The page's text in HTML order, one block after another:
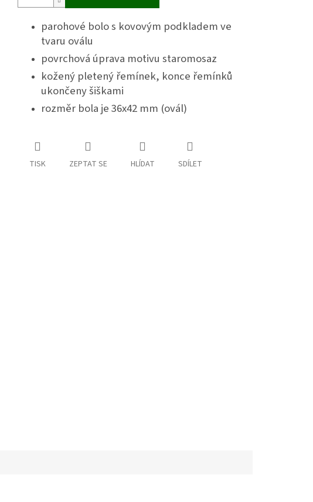
parohové bolo s kovovým podkladem ve
tvaru oválu
povrchová úprava motivu staromosaz
kožený pletený řemínek, konce řemínků
ukončeny šiškami
rozměr bola je 36x42 mm (ovál)
TISK ZEPTAT SE HLÍDAT SDÍLET